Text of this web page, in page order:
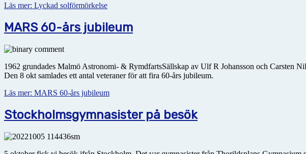
Läs mer: Lyckad solförmörkelse
MARS 60-års jubileum
1962 grundades Malmö Astronomi- & RymdfartsSällskap av Ulf R Johansson och Carsten
Den 8 okt samlades ett antal veteraner för att fira 60-års jubileum.
Läs mer: MARS 60-års jubileum
Stockholmsgymnasister på besök